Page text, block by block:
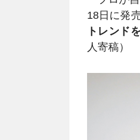
18日に発
トレンド
人寄稿）